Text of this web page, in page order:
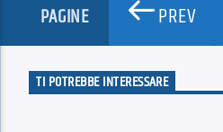
PAGINE PREV
TI POTREBBE INTERESSARE